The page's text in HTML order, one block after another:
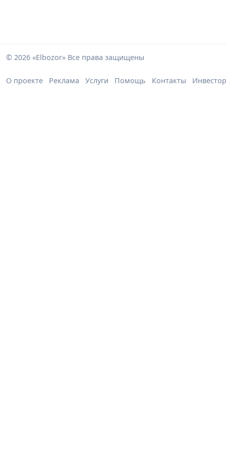
© 2026 «Elbozor» Все права защищены
О проекте Реклама Услуги Помощь Контакты